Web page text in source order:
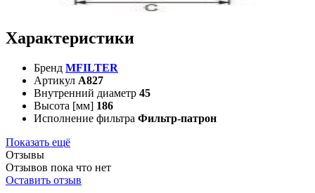
Характеристики
Бренд MFILTER
Артикул A827
Внутренний диаметр 45
Высота [мм] 186
Исполнение фильтра Фильтр-патрон
Показать ещё
Отзывы
Отзывов пока что нет
Оставить отзыв